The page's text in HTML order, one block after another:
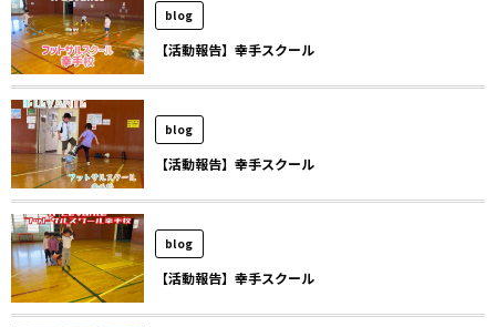
blog
【活動報告】幸手スクール
blog
【活動報告】幸手スクール
blog
【活動報告】幸手スクール